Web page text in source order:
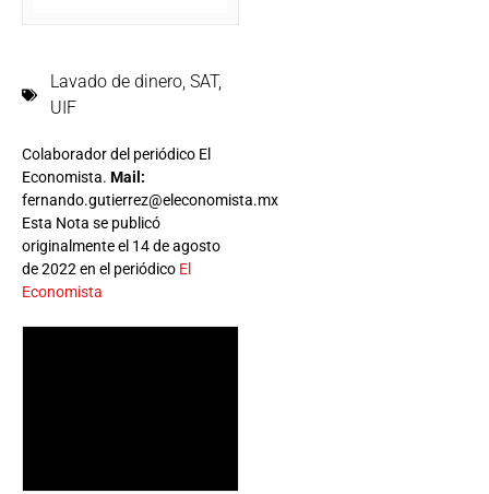
Lavado de dinero, SAT,
UIF
Colaborador del periódico El
Economista. Mail:
fernando.gutierrez@eleconomista.mx
Esta Nota se publicó
originalmente el 14 de agosto
de 2022 en el periódico El
Economista